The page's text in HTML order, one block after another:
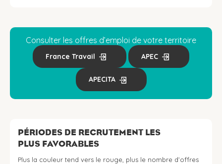
Consulter les offres d’emploi de votre territoire
France Travail APEC
APECITA
PÉRIODES DE RECRUTEMENT LES
PLUS FAVORABLES
Plus la couleur tend vers le rouge, plus le nombre d’offres